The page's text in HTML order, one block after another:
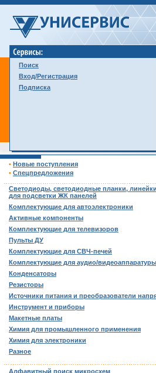
Поиск
Вход/Регистрация
Подписка
• Новые поступления
• Спецпредложения
Светодиоды, светодиодные планки,
для подсветки ЖК панелей
Комплектующие для автоэлектроники
Активные компоненты
Комплектующие для телевизоров
Пульты ДУ
Комплектующие для СВЧ-печей
Комплектующие для аудио/видеоаппаратуры
Конденсаторы
Резисторы
Источники питания и преобразователи
Инструмент и приборы
Макетные платы
Химия для промышленного применения
Химия для электроники
Разное
Алфавитный поиск микросхем